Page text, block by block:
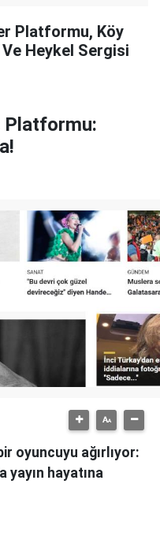
Platformu, Köy
Heykel Sergisi
Platformu:
oyuncuyu ağırlıyor:
hayatına